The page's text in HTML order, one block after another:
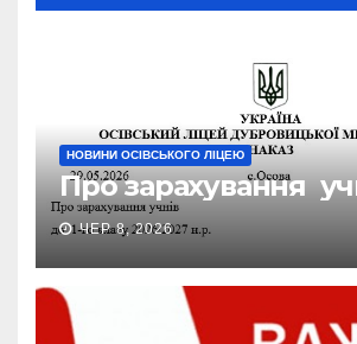
НОВИНИ ОСІВСЬКОГО ЛІЦЕЮ
Про зарахування
ЧЕР 8, 2026